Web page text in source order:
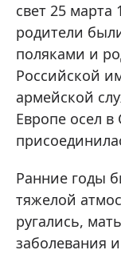
свет 25 марта
родители
поляками и
Российской
армейской
Европе осел
Ранние годы
тяжелой
ругались,
заболевания